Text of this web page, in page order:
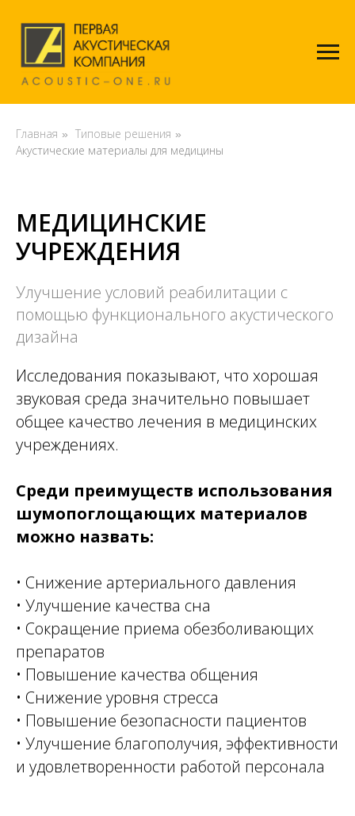
Главная » Типовые решения »
Акустические материалы для медицины
МЕДИЦИНСКИЕ
УЧРЕЖДЕНИЯ
Улучшение условий реабилитации с
помощью функционального акустического
дизайна
Исследования показывают, что хорошая
звуковая среда значительно повышает
общее качество лечения в медицинских
учреждениях.
Среди преимуществ использования
шумопоглощающих материалов
можно назвать:
• Снижение артериального давления
• Улучшение качества сна
• Сокращение приема обезболивающих
препаратов
• Повышение качества общения
• Снижение уровня стресса
• Повышение безопасности пациентов
• Улучшение благополучия, эффективности
и удовлетворенности работой персонала